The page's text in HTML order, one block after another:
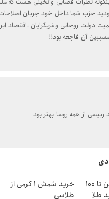
حزب شما داخل خود جریان
دولت روحانی وغربگرایان ،اقتصاد
آن فاجعه بود!!
رییسی از همه روسا بهتر بود
بدون چک و ضامن تا 100
طلا
خرید شمش 1 گرمی از
طلاسی